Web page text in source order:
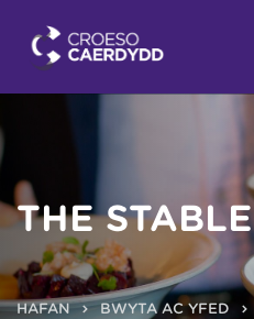
THE STABLE
HAFAN BWYTA AC YFED